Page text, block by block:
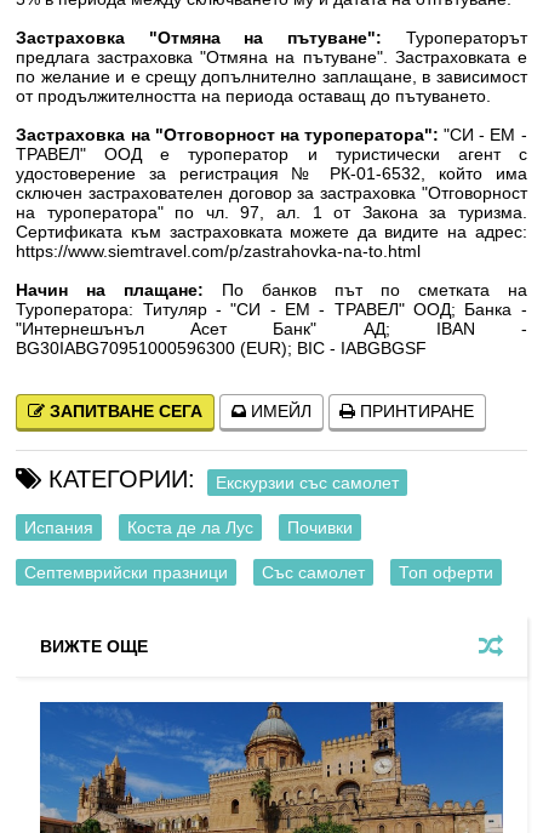
Застраховка "Отмяна на пътуване": Туроператорът
предлага застраховка "Отмяна на пътуване". Застраховката е
по желание и е срещу допълнително заплащане, в зависимост
от продължителността на периода оставащ до пътуването.
Застраховка на "Отговорност на туроператора": "СИ - ЕМ -
ТРАВЕЛ" ООД е туроператор и туристически агент с
удостоверение за регистрация № РК-01-6532, който има
сключен застрахователен договор за застраховка "Отговорност
на туроператора" по чл. 97, ал. 1 от Закона за туризма.
Сертификата към застраховката можете да видите на адрес:
https://www.siemtravel.com/p/zastrahovka-na-to.html
Начин на плащане: По банков път по сметката на
Туроператора: Титуляр - "СИ - ЕМ - ТРАВЕЛ" ООД; Банка -
"Интернешънъл Асет Банк" АД; IBAN -
BG30IABG70951000596300 (EUR); BIC - IABGBGSF
ЗАПИТВАНЕ СЕГА ИМЕЙЛ ПРИНТИРАНЕ
КАТЕГОРИИ: Екскурзии със самолет
Испания Коста де ла Лус Почивки
Септемврийски празници Със самолет Топ оферти
ВИЖТЕ ОЩЕ